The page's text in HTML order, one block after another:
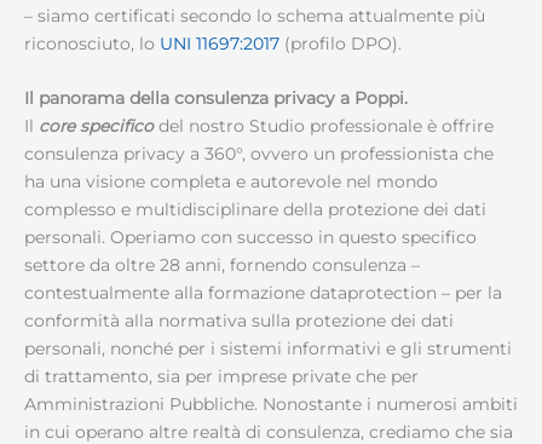
– siamo certificati secondo lo schema attualmente più
riconosciuto, lo UNI 11697:2017 (profilo DPO).
Il panorama della consulenza privacy a Poppi.
Il core specificodel nostro Studio professionale è offrire
consulenza privacy a 360°, ovvero un professionista che
ha una visione completa e autorevole nel mondo
complesso e multidisciplinare della protezione dei dati
personali. Operiamo con successo in questo specifico
settore da oltre 28 anni, fornendo consulenza –
contestualmente alla formazione dataprotection – per la
conformità alla normativa sulla protezione dei dati
personali, nonché per i sistemi informativi e gli strumenti
di trattamento, sia per imprese private che per
Amministrazioni Pubbliche. Nonostante i numerosi ambiti
in cui operano altre realtà di consulenza, crediamo che sia